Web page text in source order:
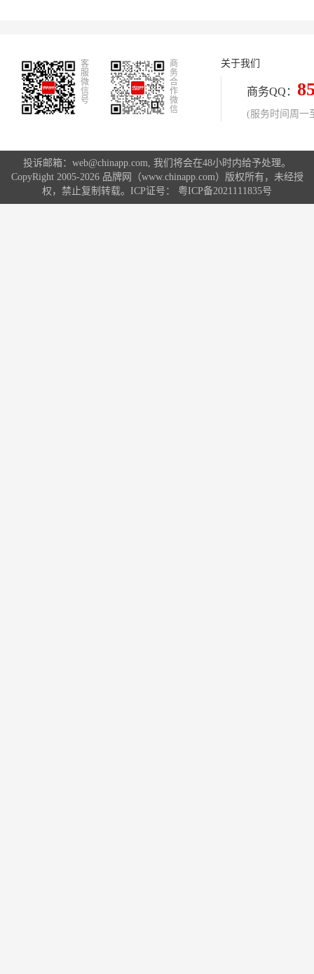
客
服
微
信
号
商
务
合
作
微
信
关于我们
商务QQ：
(服务时间周一
投诉邮箱：web@chinapp.com, 我们将会在48小时内给予处理。
CopyRight 2005-2026 品牌网（www.chinapp.com）版权所有，未经授
权，禁止复制转载。ICP证号： 粤ICP备2021111835号